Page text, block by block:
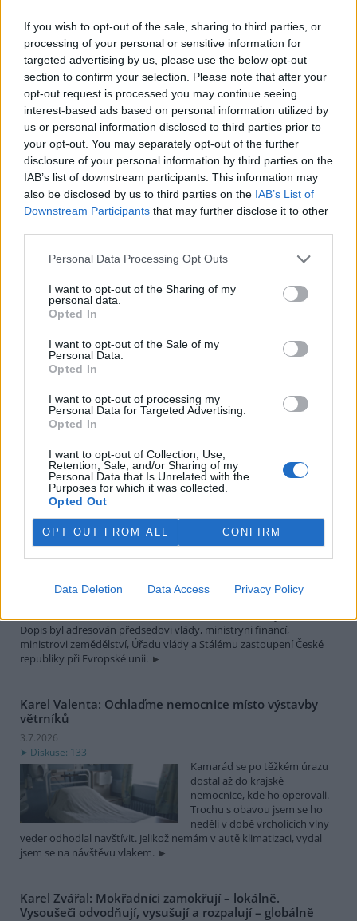
If you wish to opt-out of the sale, sharing to third parties, or
processing of your personal or sensitive information for
targeted advertising by us, please use the below opt-out
section to confirm your selection. Please note that after your
opt-out request is processed you may continue seeing
interest-based ads based on personal information utilized by
us or personal information disclosed to third parties prior to
your opt-out. You may separately opt-out of the further
disclosure of your personal information by third parties on the
IAB’s list of downstream participants. This information may
also be disclosed by us to third parties on the IAB’s List of
Downstream Participants that may further disclose it to other
Personal Data Processing Opt Outs
I want to opt-out of the Sharing of my
personal data.
Opted In
I want to opt-out of the Sale of my
Personal Data.
Opted In
I want to opt-out of processing my
Personal Data for Targeted Advertising.
Opted In
I want to opt-out of Collection, Use,
Retention, Sale, and/or Sharing of my
Personal Data that Is Unrelated with the
Purposes for which it was collected.
Opted Out
OPT OUT FROM ALL CONFIRM
Data Deletion Data Access Privacy Policy
Miroslav Patrik: Končíme s pořádáním ankety Zelená
perla. Proč?
7.7.2026
Diskuse: 30
Děti Země na konci června
2025 zveřejnily výsledky 30.
ročníku ankety Zelená perla.
Na konci června 2026 ovšem
žádné výsledky 31. ročníku za
rok 2025 nezveřejnily, jen
obsáhlý analytický článek s vybranými
výsledky ankety během jejích třiceti ročníků. Je tedy jistě vhodné
uvést důvody jejího ukončení.
v Olomouci vytvořila iniciativu za ochranu delfínů a
5.7.2026
Diskuse: 8
lze podepsat a tím vyjádřit svůj
Jiří Svoboda: SVOL vyzývá vládu k ochraně financování
rozpočtu EU
4.7.2026
Diskuse: 38
soukromých a církevních lesů
v ČR (SVOL) se obrátilo na
vládu České republiky s
výzvou, aby do české pozice
2028–2034 a o podobě společné zemědělské politiky po roce 2027
chráněného financování zemědělství, lesnictví a rozvoje venkova.
Dopis byl adresován předsedovi vlády, ministryni financí,
ministrovi zemědělství, Úřadu vlády a Stálému zastoupení České
republiky při Evropské unii.
Karel Valenta: Ochlaďme nemocnice místo výstavby
větrníků
3.7.2026
Diskuse: 133
Kamarád se po těžkém úrazu
dostal až do krajské
nemocnice, kde ho operovali.
Trochu s obavou jsem se ho
neděli v době vrcholících vlny
veder odhodlal navštívit. Jelikož nemám v autě klimatizaci, vydal
jsem se na návštěvu vlakem.
Karel Zvářal: Mokřadníci zamokřují – lokálně.
Vysoušeči odvodňují, vysušují a rozpalují – globálně